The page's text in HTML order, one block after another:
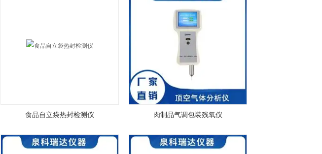
食品自立袋热封检测仪 肉制品气调包装残氧仪